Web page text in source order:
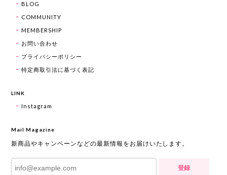
BLOG
COMMUNITY
MEMBERSHIP
お問い合わせ
プライバシーポリシー
特定商取引法に基づく表記
LINK
Instagram
Mail Magazine
新商品やキャンペーンなどの最新情報をお届けいたします。
登録